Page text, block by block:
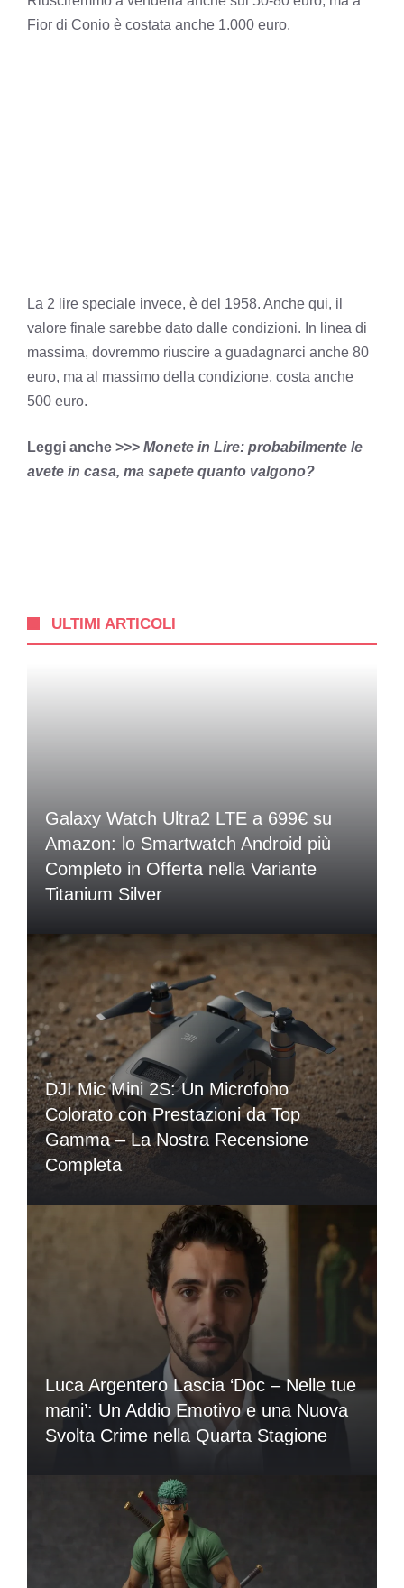
Fior di Conio è costata anche 1.000 euro.
La 2 lire speciale invece, è del 1958. Anche qui, il
valore finale sarebbe dato dalle condizioni. In linea di
massima, dovremmo riuscire a guadagnarci anche 80
euro, ma al massimo della condizione, costa anche
500 euro.
Leggi anche >>> Monete in Lire: probabilmente le
avete in casa, ma sapete quanto valgono?
ULTIMI ARTICOLI
Galaxy Watch Ultra2 LTE a 699€ su
Amazon: lo Smartwatch Android più
Completo in Offerta nella Variante
Titanium Silver
DJI Mic Mini 2S: Un Microfono
Colorato con Prestazioni da Top
Gamma – La Nostra Recensione
Completa
Luca Argentero Lascia ‘Doc – Nelle tue
mani’: Un Addio Emotivo e una Nuova
Svolta Crime nella Quarta Stagione